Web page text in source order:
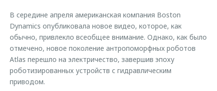
Калькулятор трейд-ин
Запчасти
В середине апреля американская компания Boston
Dynamics опубликовала новое видео, которое, как
обычно, привлекло всеобщее внимание. Однако, как было
отмечено, новое поколение антропоморфных роботов
Atlas перешло на электричество, завершив эпоху
роботизированных устройств с гидравлическим
приводом.